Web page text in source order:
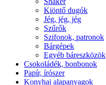
Kiöntő dugók
Jég, jég, jég
Szűrők
Szifonok, patronok
Bárgépek
Egyéb báreszközök
Csokoládék, bonbonok
Papír, írószer
Konyhai alapanyagok